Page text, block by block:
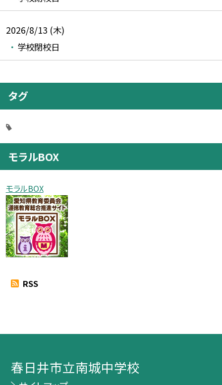
2026/8/13 (木)
学校閉校日
タグ
モラルBOX
モラルBOX
RSS
春日井市立南城中学校